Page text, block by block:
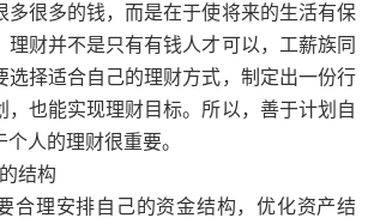
多很多的钱，而是在于使将来的生活有保
理财并不是只有有钱人才可以，工薪族同
选择适合自己的理财方式，制定出一份行
，也能实现理财目标。所以，善于计划自
人的理财很重要。
结构
合理安排自己的资金结构，优化资产结